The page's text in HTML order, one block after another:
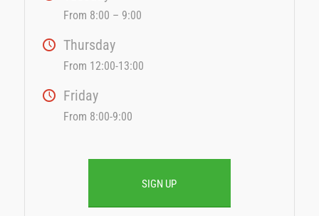
From 8:00 – 9:00
Thursday
From 12:00-13:00
Friday
From 8:00-9:00
SIGN UP